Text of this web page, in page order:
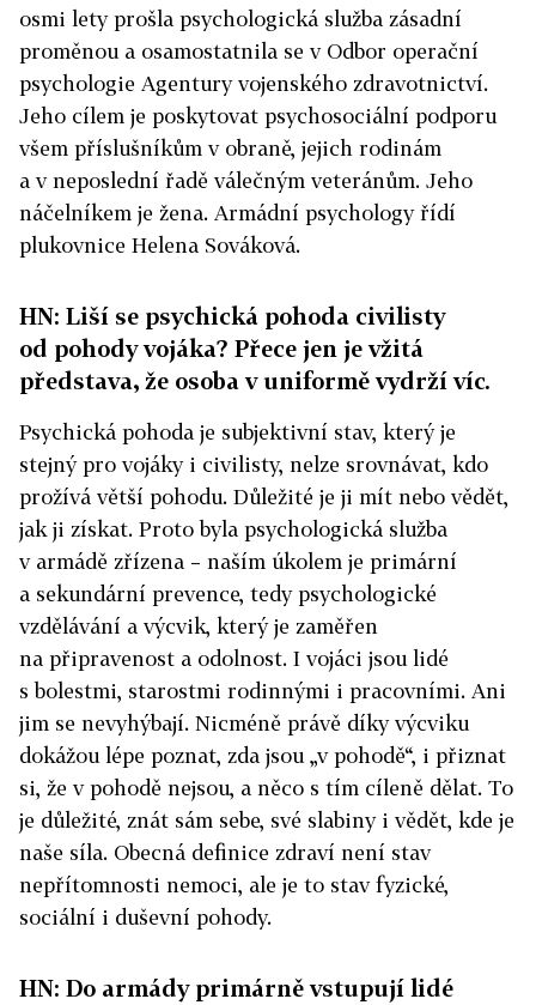
osmi lety prošla psychologická služba zásadní
proměnou a osamostatnila se v Odbor operační
psychologie Agentury vojenského zdravotnictví.
Jeho cílem je poskytovat psychosociální podporu
všem příslušníkům v obraně, jejich rodinám
a v neposlední řadě válečným veteránům. Jeho
náčelníkem je žena. Armádní psychology řídí
plukovnice Helena Sováková.
HN: Liší se psychická pohoda civilisty
od pohody vojáka? Přece jen je vžitá
představa, že osoba v uniformě vydrží víc.
Psychická pohoda je subjektivní stav, který je
stejný pro vojáky i civilisty, nelze srovnávat, kdo
prožívá větší pohodu. Důležité je ji mít nebo vědět,
jak ji získat. Proto byla psychologická služba
v armádě zřízena – naším úkolem je primární
a sekundární prevence, tedy psychologické
vzdělávání a výcvik, který je zaměřen
na připravenost a odolnost. I vojáci jsou lidé
s bolestmi, starostmi rodinnými i pracovními. Ani
jim se nevyhýbají. Nicméně právě díky výcviku
dokážou lépe poznat, zda jsou „v pohodě“, i přiznat
si, že v pohodě nejsou, a něco s tím cíleně dělat. To
je důležité, znát sám sebe, své slabiny i vědět, kde je
naše síla. Obecná definice zdraví není stav
nepřítomnosti nemoci, ale je to stav fyzické,
sociální i duševní pohody.
HN: Do armády primárně vstupují lidé